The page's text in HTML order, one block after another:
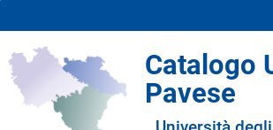
Catalogo
Pavese